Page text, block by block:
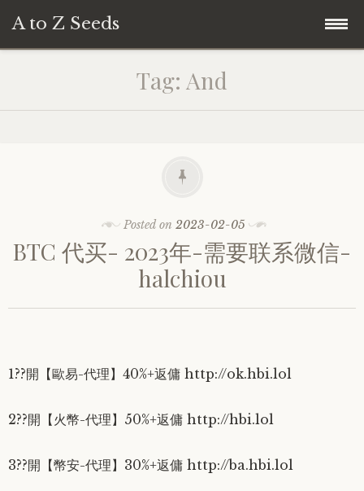
A to Z Seeds
content
Tag: And
Posted on2023-02-05
BTC 代买- 2023年-需要联系微信-
halchiou
1??開【歐易-代理】40%+返傭 http://ok.hbi.lol
2??開【火幣-代理】50%+返傭 http://hbi.lol
3??開【幣安-代理】30%+返傭 http://ba.hbi.lol